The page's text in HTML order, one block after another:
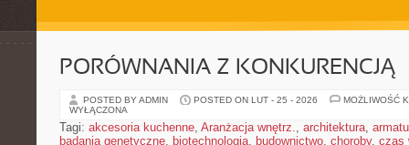
PORÓWNANIA Z KONKURENCJĄ
POSTED BY ADMIN POSTED ON LUT - 25 - 2026
MOŻLIWOŚĆ
WYŁĄCZONA
Tagi: akcesoria kuchenne, Aranżacja wnętrz., architektura,
badania genetyczne, biotechnologia, budownictwo, choroby, czas